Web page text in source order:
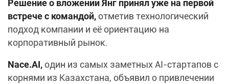
Решение о вложении Янг принял уже на первой
встрече с командой, отметив технологический
подход компании и её ориентацию на
корпоративный рынок.
Nace.AI, один из самых заметных AI-стартапов с
корнями из Казахстана, объявил о привлечении